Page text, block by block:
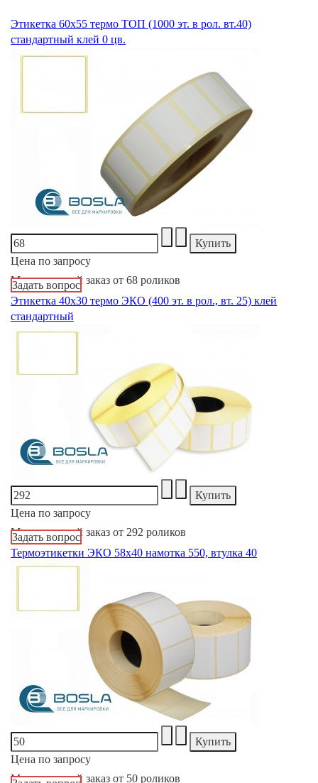
Этикетка 60х55 термо ТОП (1000 эт. в рол. вт.40)
стандартный клей 0 цв.
Цена по запросу
Минимальный заказ от 68 роликов
Задать вопрос
Этикетка 40х30 термо ЭКО (400 эт. в рол., вт. 25) клей
стандартный
Цена по запросу
Минимальный заказ от 292 роликов
Задать вопрос
Термоэтикетки ЭКО 58х40 намотка 550, втулка 40
Цена по запросу
Минимальный заказ от 50 роликов